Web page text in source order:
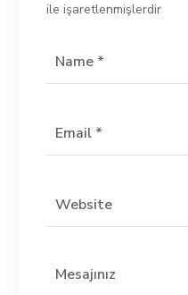
ile işaretlenmişlerdir